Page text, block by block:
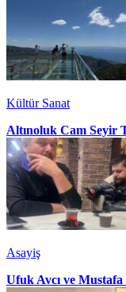
Kültür Sanat
Altınoluk Cam Seyir
Asayiş
Ufuk Avcı ve